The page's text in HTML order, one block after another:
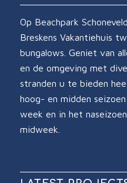
Op Beachpark
Breskens Vakantiehuis
bungalows. Geniet van
en de omgeving met
stranden u te bieden
hoog- en midden
week en in het
midweek.